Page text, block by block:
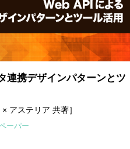
連携デザインパターンとツ
アステリア 共著］
ーパー